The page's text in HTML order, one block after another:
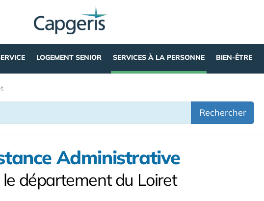
LOGEMENT SENIOR SERVICES À LA PERSONNE BIEN-ÊTRE
Rechercher
Administrative
département du Loiret